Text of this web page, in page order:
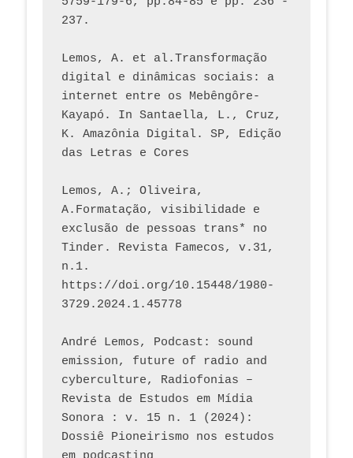
237.
Lemos, A. et al.Transformação
digital e dinâmicas sociais: a
internet entre os Mebêngôre-
Kayapó. In Santaella, L., Cruz,
K. Amazônia Digital. SP, Edição
das Letras e Cores
Lemos, A.; Oliveira,
A.Formatação, visibilidade e
exclusão de pessoas trans* no
Tinder. Revista Famecos, v.31,
n.1.
https://doi.org/10.15448/1980-
3729.2024.1.45778
André Lemos, Podcast: sound
emission, future of radio and
cyberculture, Radiofonias –
Revista de Estudos em Mídia
Sonora : v. 15 n. 1 (2024):
Dossiê Pioneirismo nos estudos